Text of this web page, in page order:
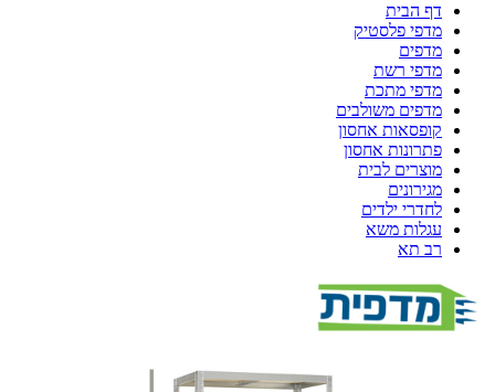
דף הבית
מדפי פלסטיק
מדפים
מדפי רשת
מדפי מתכת
מדפים משולבים
קופסאות אחסון
פתרונות אחסון
מוצרים לבית
מגירונים
לחדרי ילדים
עגלות משא
רב תא